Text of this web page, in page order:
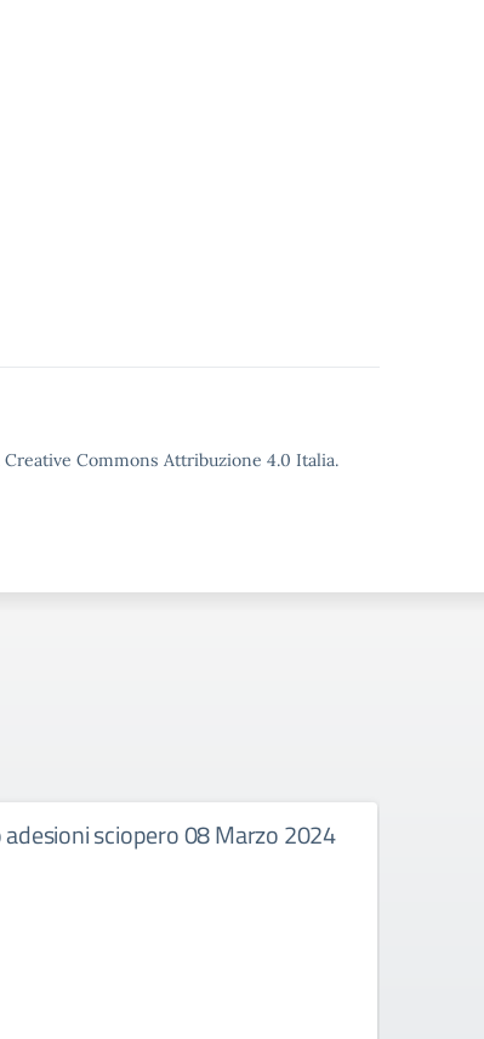
Commons Attribuzione 4.0 Italia.
adesioni sciopero 08 Marzo 2024